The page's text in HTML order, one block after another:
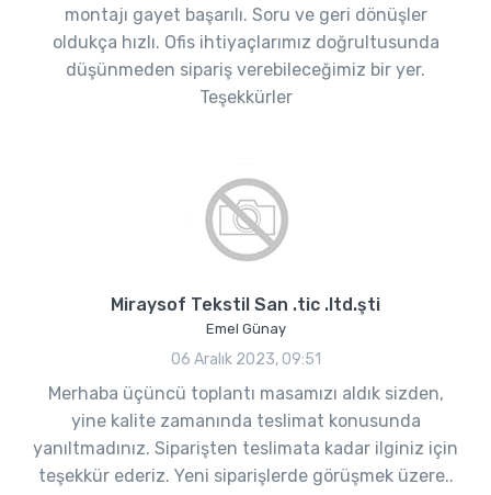
montajı gayet başarılı. Soru ve geri dönüşler
oldukça hızlı. Ofis ihtiyaçlarımız doğrultusunda
düşünmeden sipariş verebileceğimiz bir yer.
Teşekkürler
Miraysof Tekstil San .tic .ltd.şti
Emel Günay
06 Aralık 2023, 09:51
Merhaba üçüncü toplantı masamızı aldık sizden,
yine kalite zamanında teslimat konusunda
yanıltmadınız. Siparişten teslimata kadar ilginiz için
teşekkür ederiz. Yeni siparişlerde görüşmek üzere..